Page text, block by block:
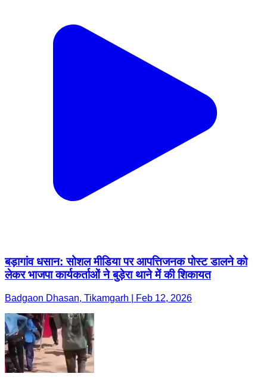
बड़ागांव धसान: सोशल मीडिया पर आपत्तिजनक पोस्ट डालने को
लेकर भाजपा कार्यकर्ताओं ने बुड़ेरा थाने में की शिकायत
Badgaon Dhasan, Tikamgarh | Feb 12, 2026